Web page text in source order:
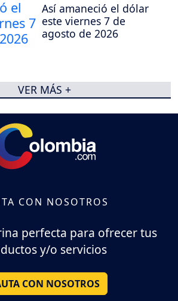
Así amaneció el dólar
este viernes 7 de
agosto de 2026
VER MÁS +
CON NOSOTROS
perfecta para ofrecer tus
y/o servicios
CON NOSOTROS